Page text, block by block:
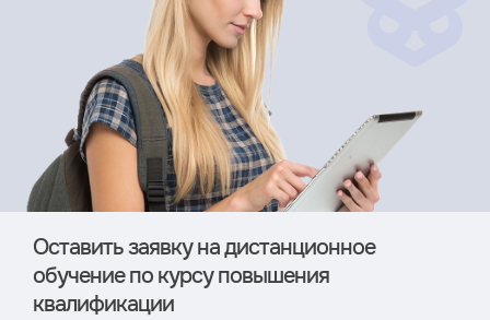
Оставить заявку на дистан­ционное
обучение по курсу повышения
квалификации